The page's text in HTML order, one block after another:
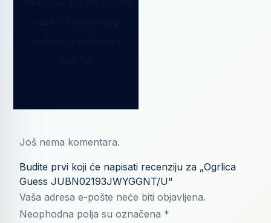
Još nema komentara.
Budite prvi koji će napisati recenziju za „Ogrlica
Guess JUBN02193JWYGGNT/U“
Vaša adresa e-pošte neće biti objavljena.
Neophodna polja su označena *